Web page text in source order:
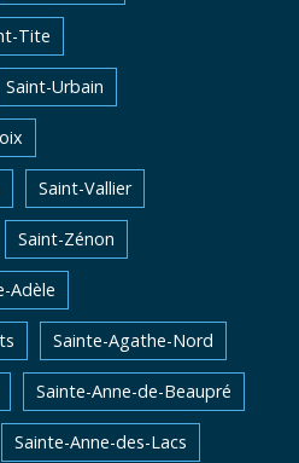
Tite
Saint-Urbain
Saint-Vallier
Saint-Zénon
Adèle
Sainte-Agathe-Nord
Sainte-Anne-de-Beaupré
Sainte-Anne-des-Lacs